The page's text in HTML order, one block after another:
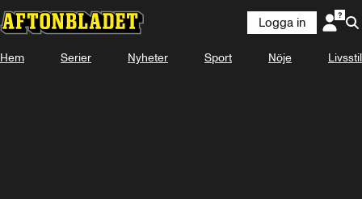
Logga in
Hem Serier Nyheter Sport Nöje Livsstil